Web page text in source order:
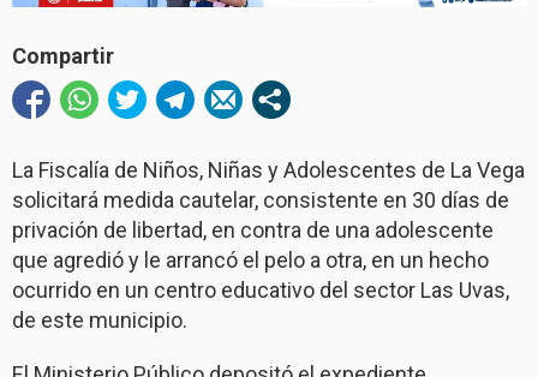
Compartir
La Fiscalía de Niños, Niñas y Adolescentes de La Vega
solicitará medida cautelar, consistente en 30 días de
privación de libertad, en contra de una adolescente
que agredió y le arrancó el pelo a otra, en un hecho
ocurrido en un centro educativo del sector Las Uvas,
de este municipio.